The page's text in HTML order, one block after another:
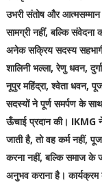
उभरी संतोष और
सामग्री नहीं, बल्कि
अनेक सक्रिय सदस्य
शालिनी भल्ला, रेणु धवन,
नूपुर महिंद्रा, श्वेता धवन,
सदस्यों ने पूर्ण समर्पण के
ऊँचाई प्रदान की। IKMG
जाती है, तो वह कर्म नहीं,
करना नहीं, बल्कि समाज के
अनुभव कराना है।